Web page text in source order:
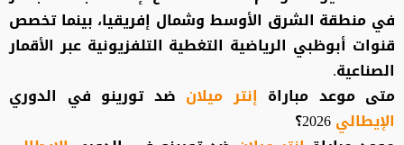
في منطقة الشرق الأوسط وشمال إفريقيا، بينما تخصص
قنوات أبوظبي الرياضية التغطية التلفزيونية عبر الأقمار
الصناعية.
متى موعد مباراة إنتر ميلان ضد تورينو في الدوري
الإيطالي2026؟